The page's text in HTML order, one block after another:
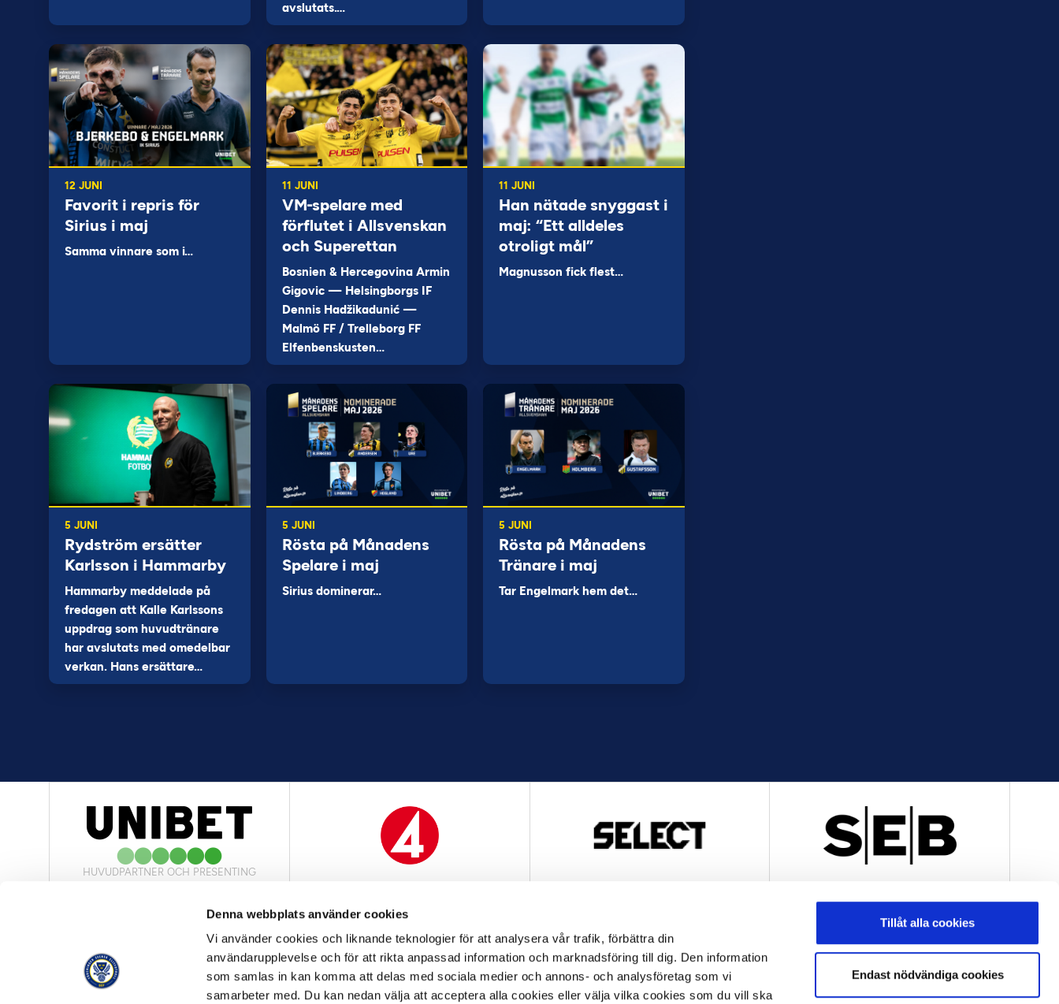
Denna webbplats använder cookies
Vi använder cookies och liknande teknologier för att analysera vår trafik, förbättra din
användarupplevelse och för att rikta anpassad information och marknadsföring till dig. Den information
som samlas in kan komma att delas med sociala medier och annons- och analysföretag som vi
samarbeter med. Du kan nedan välja att acceptera alla cookies eller välja vilka cookies som du vill ska
Tillåt alla cookies
Endast nödvändiga cookies
avslutats.…
12 JUNI
Favorit i repris för
Sirius i maj
Samma vinnare som i…
11 JUNI
VM-spelare med
förflutet i Allsvenskan
och Superettan
Bosnien & Hercegovina Armin
Gigovic — Helsingborgs IF
Dennis Hadžikadunić —
Malmö FF / Trelleborg FF
Elfenbenskusten…
11 JUNI
Han nätade snyggast i
maj: “Ett alldeles
otroligt mål”
Magnusson fick flest…
5 JUNI
Rydström ersätter
Karlsson i Hammarby
Hammarby meddelade på
fredagen att Kalle Karlssons
uppdrag som huvudtränare
har avslutats med omedelbar
verkan. Hans ersättare…
5 JUNI
Rösta på Månadens
Spelare i maj
Sirius dominerar…
5 JUNI
Rösta på Månadens
Tränare i maj
Tar Engelmark hem det…
HUVUDPARTNER OCH PRESENTING